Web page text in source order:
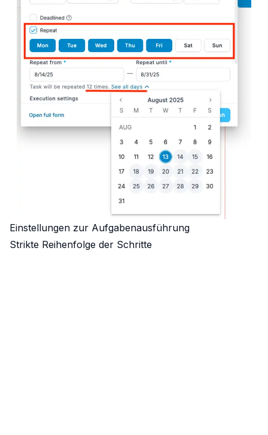
Einstellungen zur Aufgabenausführung
Strikte Reihenfolge der Schritte